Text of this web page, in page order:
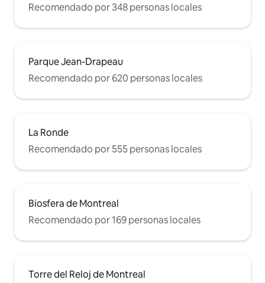
Recomendado por 348 personas locales
Parque Jean-Drapeau
Recomendado por 620 personas locales
La Ronde
Recomendado por 555 personas locales
Biosfera de Montreal
Recomendado por 169 personas locales
Torre del Reloj de Montreal